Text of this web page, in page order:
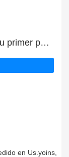
Consigue un 4% de descuento en tu primer pedido en Us.yoins
en Us.yoins,